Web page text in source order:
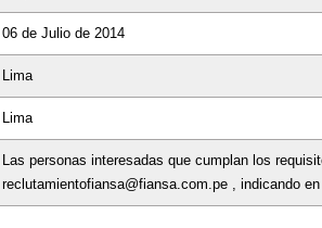
06 de Julio de 2014
Lima
Lima
Las personas interesadas que cumplan los
reclutamientofiansa@fiansa.com.pe , indicando